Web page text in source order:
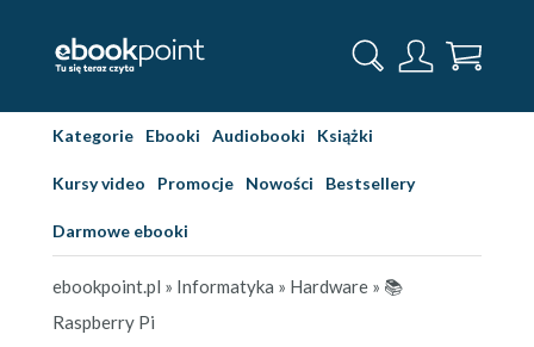
Kategorie Ebooki Audiobooki Książki
Kursy video Promocje Nowości Bestsellery
Darmowe ebooki
ebookpoint.pl » Informatyka » Hardware » 📚
Raspberry Pi